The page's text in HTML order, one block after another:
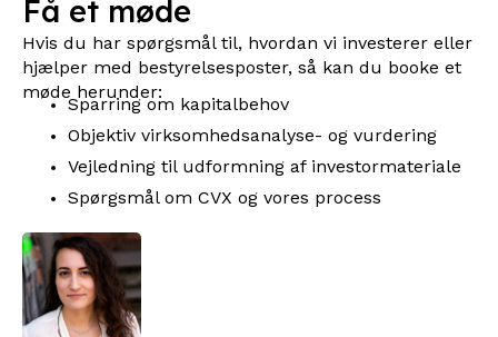
Få et møde
Hvis du har spørgsmål til, hvordan vi investerer eller
hjælper med bestyrelsesposter, så kan du booke et
møde herunder:
Sparring om kapitalbehov
Objektiv virksomhedsanalyse- og vurdering
Vejledning til udformning af investormateriale
Spørgsmål om CVX og vores process